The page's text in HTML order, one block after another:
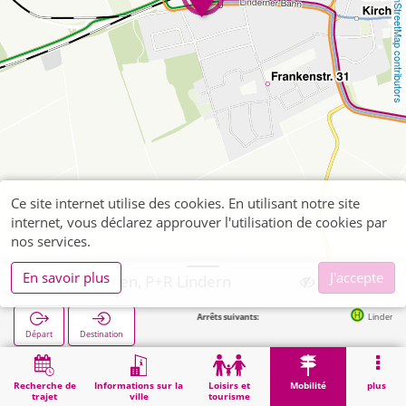
OpenStreetMap contributors
Recherche de
trajet
Informations sur la
ville
Loisirs et
tourisme
Mobilité plus
Geilenkirchen, P+R Lindern
Départ Destination
Arrêts suivants: Lindern Bahnhof
Démarrage Geilenkirchen, P+R Lindern
Ce site internet utilise des cookies. En utilisant notre site
internet, vous déclarez approuver l'utilisation de cookies par
nos services.
En savoir plus
J'accepte